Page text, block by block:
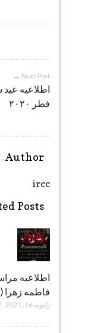
Next Post →
اطلاعیه عید
فطر ۲۰۲۰
Author
ircc
Posts
اطلاعیه
فاطمه
ژانویه 16, 2021 ,